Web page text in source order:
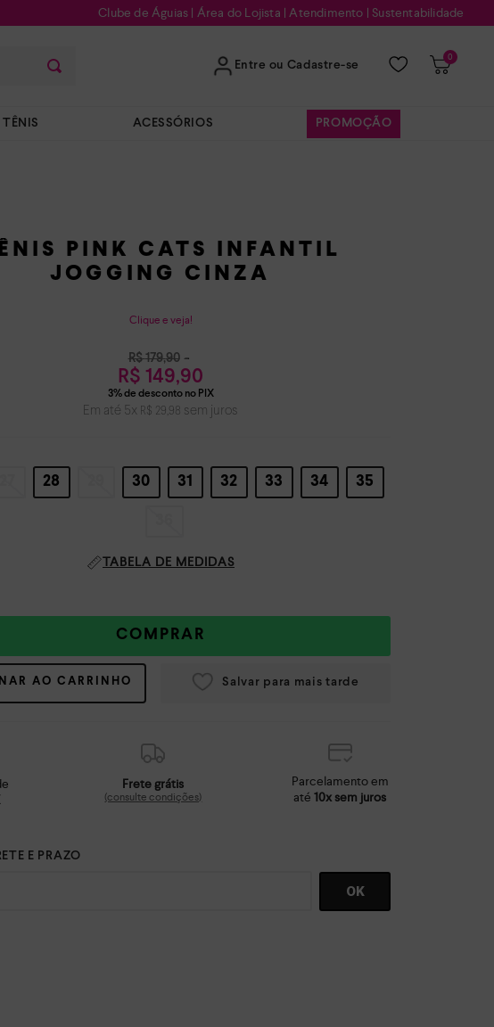
Clube de Águias | Área do Lojista |Atendimento | Sustentabilidade
Entre ou Cadastre-se
0
TÊNIS ACESSÓRIOS PROMOÇÃO
PINK CATS INFANTIL
JOGGING CINZA
Clique e veja!
R$ 179,90
R$ 149,90
Em até 5x R$ 29,98 sem juros
28 30 31 32 33 34 35
TABELA DE MEDIDAS
COMPRAR
AO CARRINHO
Frete grátis
(consulte condições)
Parcelamento em
até10x sem juros